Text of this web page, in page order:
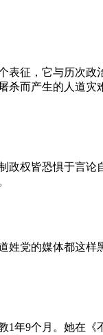
表征，它与历次
而产生的人道灾
政权皆恐惧于言
姓党的媒体都这样
1年9个月。她在